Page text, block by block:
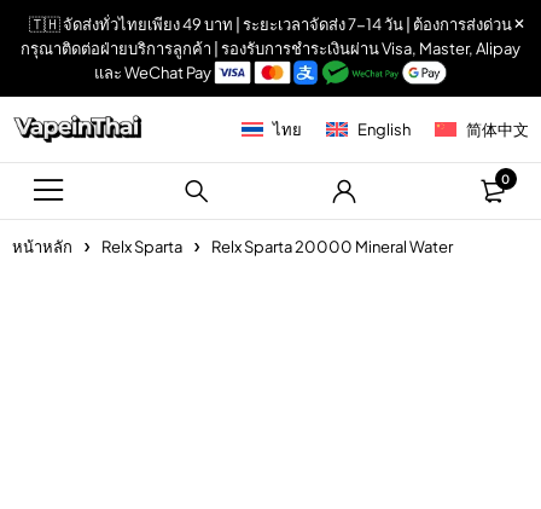
🇹🇭 จัดส่งทั่วไทยเพียง 49 บาท | ระยะเวลาจัดส่ง 7-14 วัน | ต้องการส่งด่วน
กรุณาติดต่อฝ่ายบริการลูกค้า | รองรับการชำระเงินผ่าน Visa, Master, Alipay
และ WeChat Pay
ไทย English 简体中文
0
หน้าหลัก Relx Sparta Relx Sparta 20000 Mineral Water